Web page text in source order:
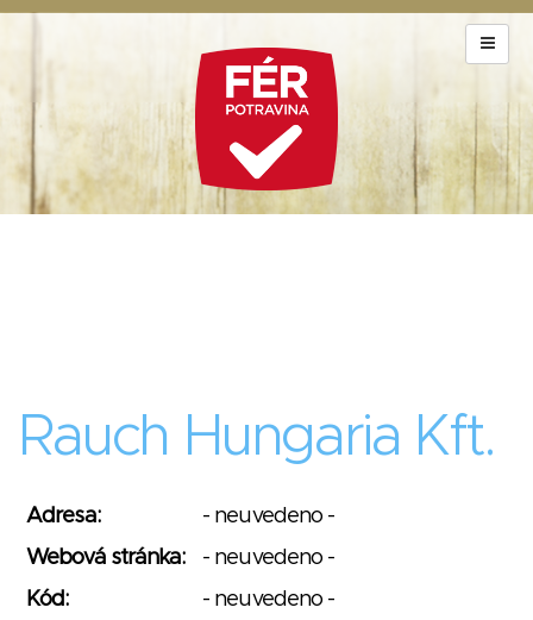
Rauch Hungaria Kft.
Adresa:
- neuvedeno -
Webová stránka:
- neuvedeno -
Kód:
- neuvedeno -